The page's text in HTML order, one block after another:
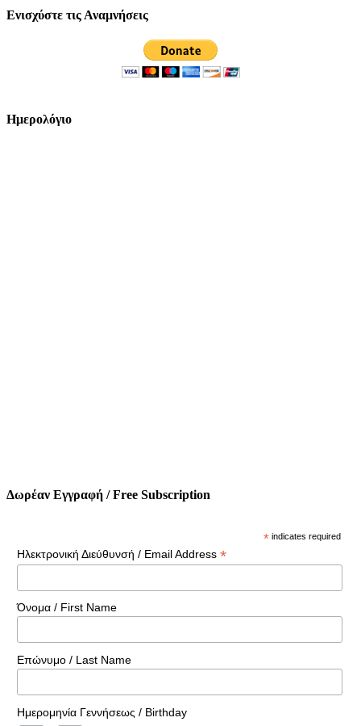
Ενισχύστε τις Αναμνήσεις
Ημερολόγιο
Δωρέαν Εγγραφή / Free Subscription
* indicates required
Ηλεκτρονική Διεύθυνσή / Email Address *
Όνομα / First Name
Επώνυμο / Last Name
Ημερομηνία Γεννήσεως / Birthday